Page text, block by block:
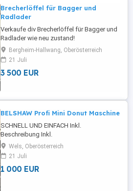
Brecherlöffel für Bagger und
Radlader
Verkaufe div Brecherlöffel für Bagger und
Radlader wie neu zustand!
Bergheim-Hallwang, Oberösterreich
21 Juli
3 500 EUR
BELSHAW Profi Mini Donut Maschine
SCHNELL UND EINFACH Inkl.
Beschreibung Inkl.
Hochleistungsthermometer bis 300
Celsius (WICHTIG) Inkl. Probeteig Die
BELSHAW Elektro-Donut-Maschine für
Mini-Donuts hat eine Kapazität von ca.
Wels, Oberösterreich
21 Juli
1 000 EUR